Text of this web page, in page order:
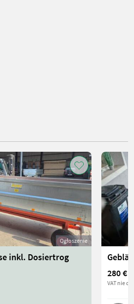
Ogłoszenie
inkl. Dosiertrog
280 €
VAT nie